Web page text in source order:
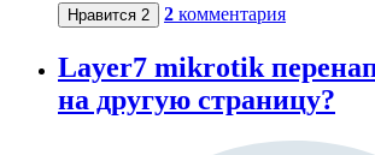
Нравится 2 2 комментария
Layer7 mikrotik
на другую страницу?